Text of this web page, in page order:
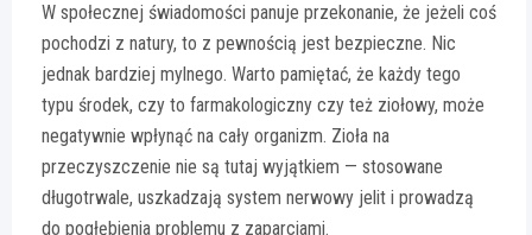
W społecznej świadomości panuje przekonanie, że jeżeli coś
pochodzi z natury, to z pewnością jest bezpieczne. Nic
jednak bardziej mylnego. Warto pamiętać, że każdy tego
typu środek, czy to farmakologiczny czy też ziołowy, może
negatywnie wpłynąć na cały organizm. Zioła na
przeczyszczenie nie są tutaj wyjątkiem — stosowane
długotrwale, uszkadzają system nerwowy jelit i prowadzą
do pogłębienia problemu z zaparciami.